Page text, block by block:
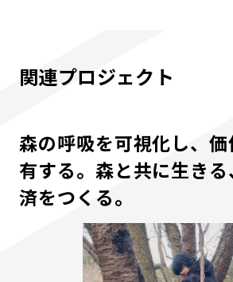
関連プロジェクト
森の呼吸を可視化し、
有する。森と共に生き
済をつくる。